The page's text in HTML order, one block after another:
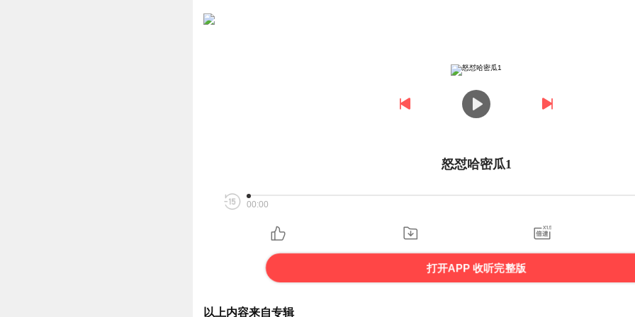
怒怼哈密瓜1
00:00
打开APP 收听完整版
以上内容来自专辑